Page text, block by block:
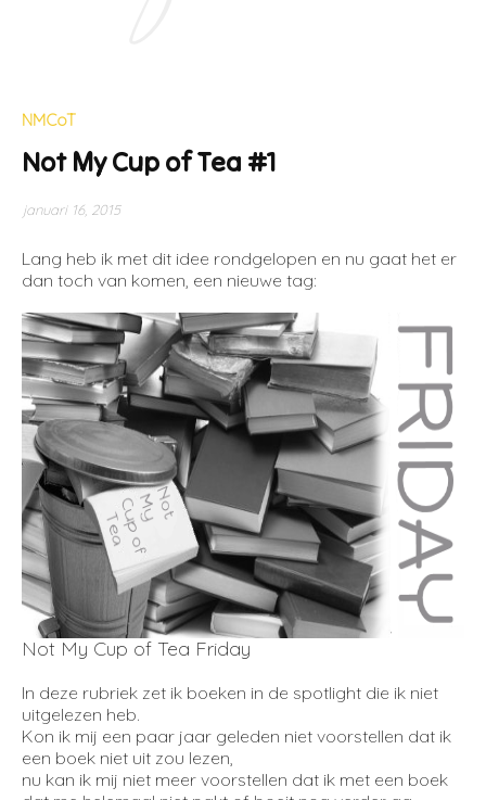
NMCoT
Not My Cup of Tea #1
januari 16, 2015
Lang heb ik met dit idee rondgelopen en nu gaat het er
dan toch van komen, een nieuwe tag:
Not My Cup of Tea Friday
In deze rubriek zet ik boeken in de spotlight die ik niet
uitgelezen heb.
Kon ik mij een paar jaar geleden niet voorstellen dat ik
een boek niet uit zou lezen,
nu kan ik mij niet meer voorstellen dat ik met een boek